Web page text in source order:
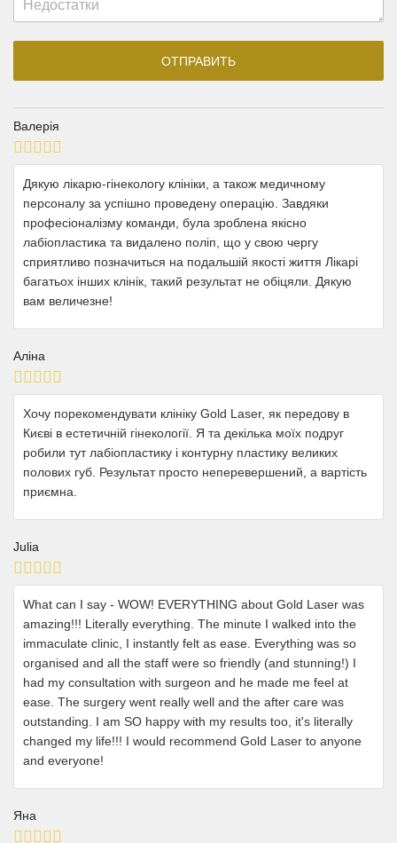
Валерія
Дякую лікарю-гінекологу клініки, а також медичному
персоналу за успішно проведену операцію. Завдяки
професіоналізму команди, була зроблена якісно
лабіопластика та видалено поліп, що у свою чергу
сприятливо позначиться на подальшій якості життя Лікарі
багатьох інших клінік, такий результат не обіцяли. Дякую
вам величезне!
Аліна
Хочу порекомендувати клініку Gold Laser, як передову в
Києві в естетичній гінекології. Я та декілька моїх подруг
робили тут лабіопластику і контурну пластику великих
полових губ. Результат просто неперевершений, а вартість
приємна.
Julia
What can I say - WOW! EVERYTHING about Gold Laser was
amazing!!! Literally everything. The minute I walked into the
immaculate clinic, I instantly felt as ease. Everything was so
organised and all the staff were so friendly (and stunning!) I
had my consultation with surgeon and he made me feel at
ease. The surgery went really well and the after care was
outstanding. I am SO happy with my results too, it's literally
changed my life!!! I would recommend Gold Laser to anyone
and everyone!
Яна